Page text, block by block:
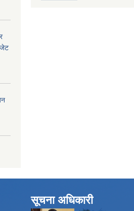
सूचना अधिकारी